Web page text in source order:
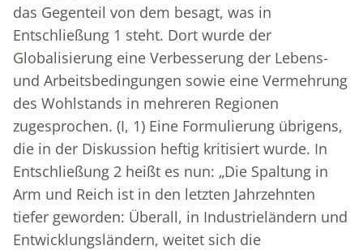
das Gegenteil von dem besagt, was in
Entschließung 1 steht. Dort wurde der
Globalisierung eine Verbesserung der Lebens-
und Arbeitsbedingungen sowie eine Vermehrung
des Wohlstands in mehreren Regionen
zugesprochen. (I, 1) Eine Formulierung übrigens,
die in der Diskussion heftig kritisiert wurde. In
Entschließung 2 heißt es nun: „Die Spaltung in
Arm und Reich ist in den letzten Jahrzehnten
tiefer geworden: Überall, in Industrieländern und
Entwicklungsländern, weitet sich die